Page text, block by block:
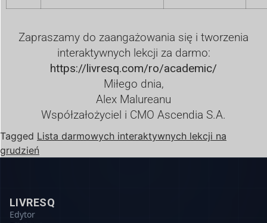
Zapraszamy do zaangażowania się i tworzenia
interaktywnych lekcji za darmo:
https://livresq.com/ro/academic/
Miłego dnia,
Alex Malureanu
Współzałożyciel i CMO Ascendia S.A.
Tagged Lista darmowych interaktywnych lekcji na
grudzień
LIVRESQ
Edytor